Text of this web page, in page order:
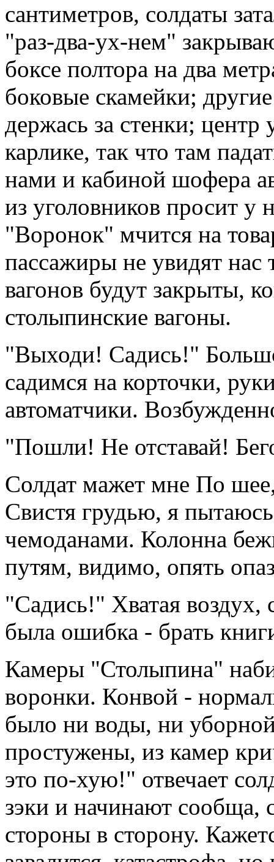
сантиметров, солдаты
"раз-два-ух-нем"
боксе полтора на два
боковые скамейки;
держась за стенки;
карлике, так что там
нами и кабиной шофера
из уголовников просит у
"Воронок" мчится на
пассажиры не увидят нас
вагонов будут закрыты,
столыпинские вагоны.
"Выходи! Садись!"
садимся на корточки,
автоматчики.
"Пошли! Не отставай!
Солдат мажет мне По
Свистя грудью, я
чемоданами. Колонна
путям, видимо, опять
"Садись!" Хватая воздух,
была ошибка - брать
Камеры "Столыпина"
воронки. Конвой -
было ни воды, ни
простужены, из камер
это по-хую!" отвечает
зэки и начинают сообща,
стороны в сторону.